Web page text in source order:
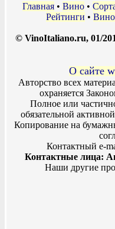
Главная • Вино •
Рейтинги • Вино
© VinoItaliano.ru, 01/
О сайте
Авторство всех
охраняется
Полное или
обязательной
Копирование на
Контактный e-
Контактные лица:
Наши другие